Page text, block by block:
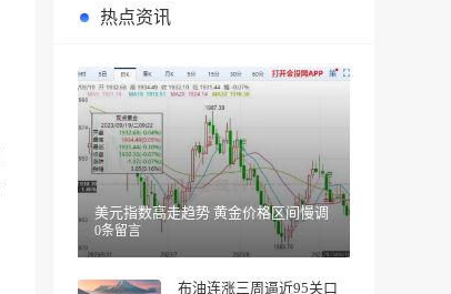
热点资讯
美元指数高走趋势 黄金价格区间慢调
0条留言
布油连涨三周逼近95关口